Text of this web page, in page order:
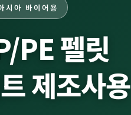
시아 바이어용
PE 펠릿
제조사용